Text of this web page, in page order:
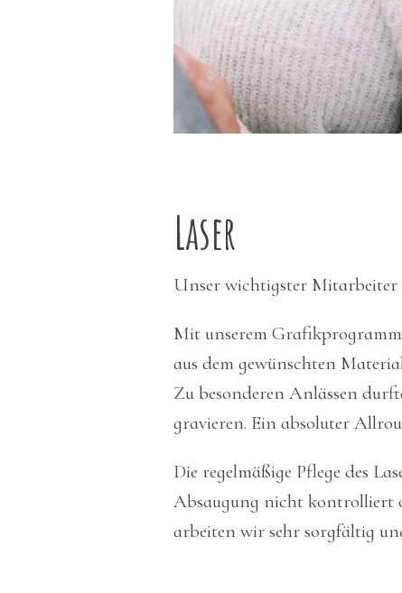
Laser
Unser wichtigster Mitarbeiter
Mit unserem Grafikprogramm
aus dem gewünschten
Zu besonderen Anlässen
gravieren. Ein absoluter
Die regelmäßige Pflege des
Absaugung nicht kontrolliert
arbeiten wir sehr sorgfältig